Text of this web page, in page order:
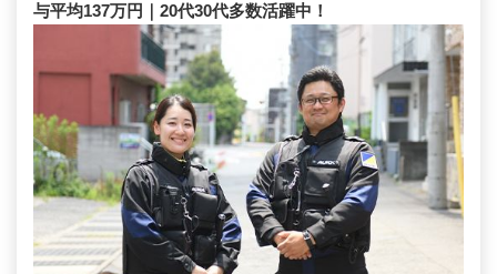
与平均137万円｜20代30代多数活躍中！